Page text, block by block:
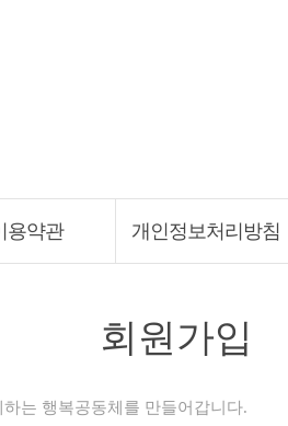
용약관 개인정보처리방침
회원가입
는 행복공동체를 만들어갑니다.